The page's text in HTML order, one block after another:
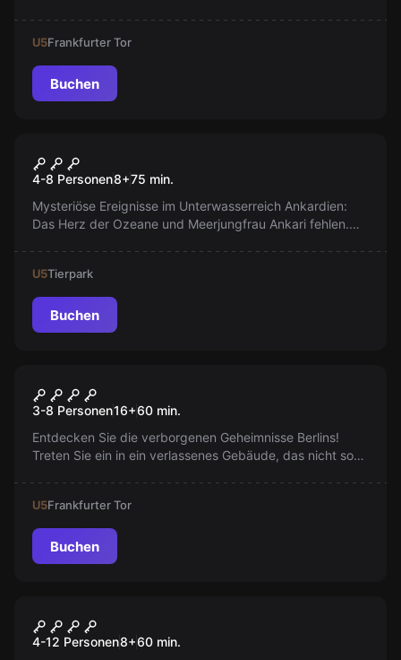
U5Frankfurter Tor
Buchen
Rettet das Herz der Ozeane
4-8 Personen8+75 min.
Mysteriöse Ereignisse im Unterwasserreich Ankardien:
Das Herz der Ozeane und Meerjungfrau Ankari fehlen.
U5Tierpark
Buchen
Mutprobe
3-8 Personen16+60 min.
Entdecken Sie die verborgenen Geheimnisse Berlins!
Treten Sie ein in ein verlassenes Gebäude, das nicht so
U5Frankfurter Tor
Buchen
Hitzefrei
4-12 Personen8+60 min.